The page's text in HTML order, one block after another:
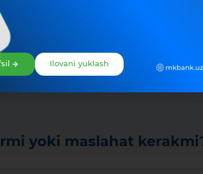
yoki maslahat
Ilovani yuklash